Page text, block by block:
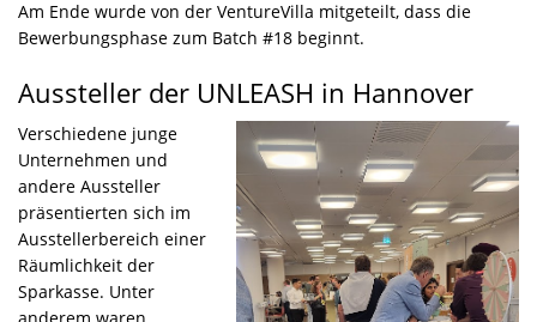
Am Ende wurde von der VentureVilla mitgeteilt, dass die
Bewerbungsphase zum Batch #18 beginnt.
Aussteller der UNLEASH in Hannover
Verschiedene junge
Unternehmen und
andere Aussteller
präsentierten sich im
Ausstellerbereich einer
Räumlichkeit der
Sparkasse. Unter